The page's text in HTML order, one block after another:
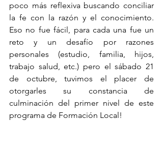
poco más reflexiva buscando conciliar
la fe con la razón y el conocimiento.
Eso no fue fácil, para cada una fue un
reto y un desafío por razones
personales (estudio, familia, hijos,
trabajo salud, etc.) pero el sábado 21
de octubre, tuvimos el placer de
otorgarles su constancia de
culminación del primer nivel de este
programa de Formación Local!